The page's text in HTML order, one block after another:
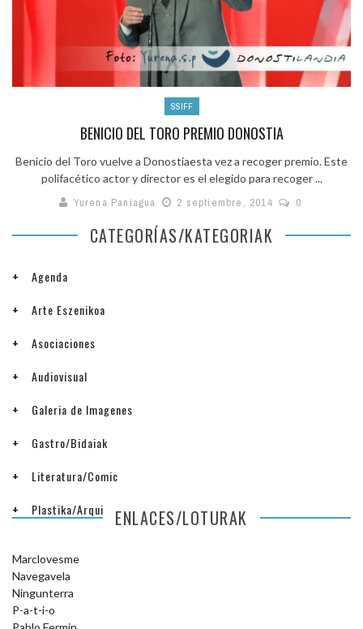
SSIFF
BENICIO DEL TORO PREMIO DONOSTIA
Benicio del Toro vuelve a Donostiaesta vez a recoger premio. Este
polifacético actor y director es el elegido para recoger ...
Yurena Paniagua
2 septiembre, 2014 0
CATEGORÍAS/KATEGORIAK
Agenda
Arte Eszenikoa
Asociaciones
Audiovisual
Galeria de Imagenes
Gastro/Bidaiak
Literatura/Comic
Plastika/ArquitecturaENLACES/LOTURAK
Marclovesme
Navegavela
Ningunterra
P-a-t-i-o